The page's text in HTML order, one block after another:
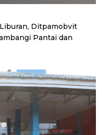
Ditpamobvit
Pantai dan